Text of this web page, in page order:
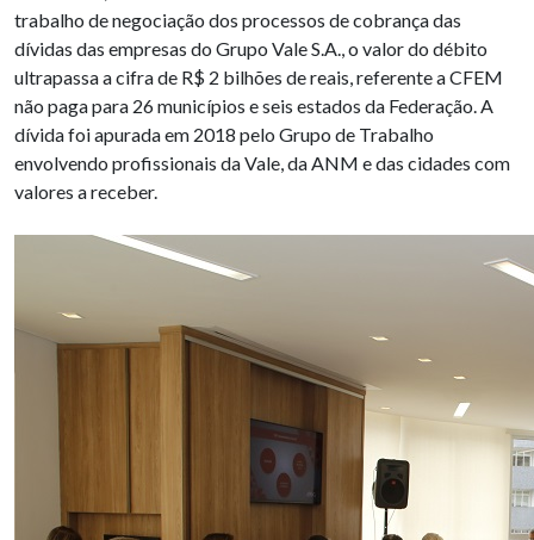
trabalho de negociação dos processos de cobrança das
dívidas das empresas do Grupo Vale S.A., o valor do débito
ultrapassa a cifra de R$ 2 bilhões de reais, referente a CFEM
não paga para 26 municípios e seis estados da Federação. A
dívida foi apurada em 2018 pelo Grupo de Trabalho
envolvendo profissionais da Vale, da ANM e das cidades com
valores a receber.